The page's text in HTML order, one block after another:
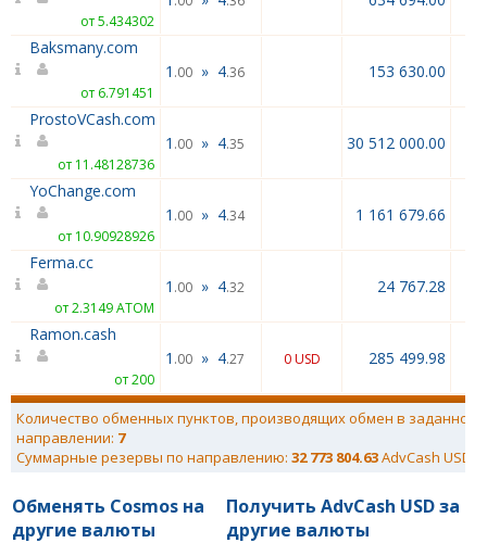
от 5.434302
Baksmany.com
от 6.791451
1 .00 » 4.36 153 630.00
ProstoVCash.com
от 11.48128736
1 .00 » 4.35 30 512 000.00
YoChange.com
от 10.90928926
1 .00 » 4.34 1 161 679.66
Ferma.cc
от 2.3149 ATOM
1 .00 » 4.32 24 767.28
Ramon.cash
от 200
1 .00 » 4.27 0 USD 285 499.98
Количество обменных пунктов, производящих обмен в заданном
направлении: 7
Суммарные резервы по направлению: 32 773 804.63AdvCash USD
Обменять Cosmos на
другие валюты
Получить AdvCash USD за
другие валюты